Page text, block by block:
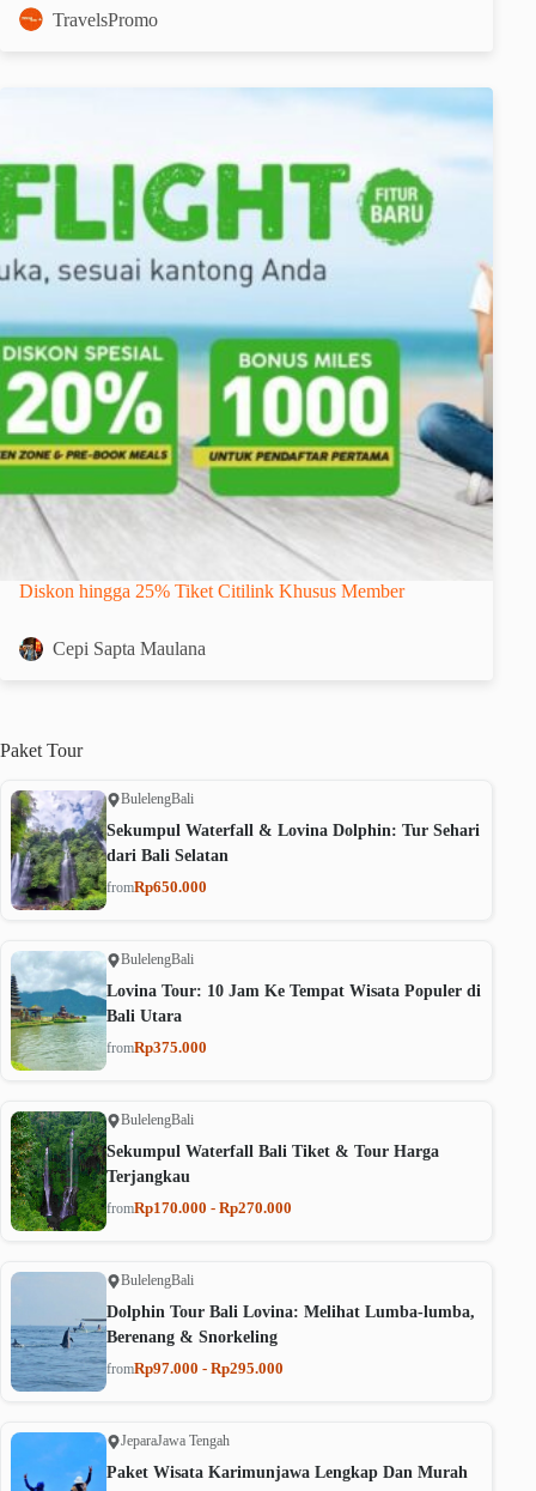
TravelsPromo
Diskon hingga 25% Tiket Citilink Khusus Member
Cepi Sapta Maulana
Paket Tour
BulelengBali
Sekumpul Waterfall & Lovina Dolphin: Tur Sehari
dari Bali Selatan
fromRp650.000
BulelengBali
Lovina Tour: 10 Jam Ke Tempat Wisata Populer di
Bali Utara
fromRp375.000
BulelengBali
Sekumpul Waterfall Bali Tiket & Tour Harga
Terjangkau
fromRp170.000 - Rp270.000
BulelengBali
Dolphin Tour Bali Lovina: Melihat Lumba-lumba,
Berenang & Snorkeling
fromRp97.000 - Rp295.000
JeparaJawa Tengah
Paket Wisata Karimunjawa Lengkap Dan Murah